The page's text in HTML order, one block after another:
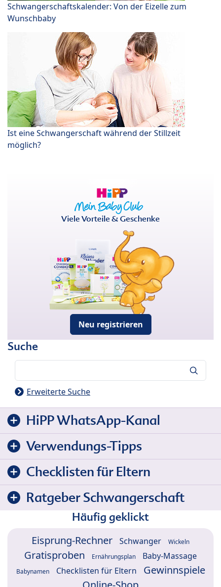
Schwangerschaftskalender: Von der Eizelle zum
Wunschbaby
Ist eine Schwangerschaft während der Stillzeit
möglich?
Viele Vorteile & Geschenke
Neu registrieren
Suche
Erweiterte Suche
HiPP WhatsApp-Kanal
Verwendungs-Tipps
Checklisten für Eltern
Ratgeber Schwangerschaft
Häufig geklickt
Eisprung-Rechner Schwanger Wickeln
Gratisproben Ernährungsplan Baby-Massage
Babynamen Checklisten für Eltern
Gewinnspiele